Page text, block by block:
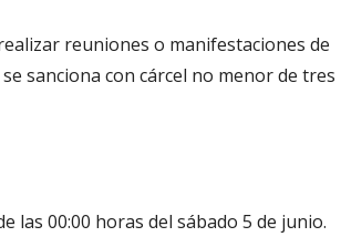
reuniones o manifestaciones de
sanciona con cárcel no menor de tres
las 00:00 horas del sábado 5 de junio.